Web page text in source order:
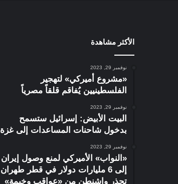
الأكثر مشاهدة
نوفمبر 29, 2023
«مشروع أميركي» لتهجير
الفلسطينيين يُفاقم قلقاً مصرياً
نوفمبر 29, 2023
البيت الأبيض: إسرائيل ستسمح
بدخول شاحنات المساعدات إلى غزة
نوفمبر 29, 2023
«النواب» الأميركي لمنع وصول إيران
إلى 6 مليارات دولار في قطر طهران
تحذر واشنطن من «عواقب وخيمة»